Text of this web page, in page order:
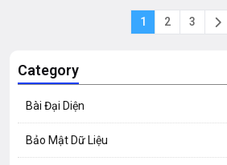
1 2 3
Category
Bài Đại Diện
Bảo Mật Dữ Liệu